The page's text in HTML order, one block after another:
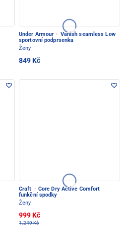
Under Armour · Vanish seamless Low
sportovní podprsenka
Ženy
849 Kč
Craft · Core Dry Active Comfort
funkční spodky
Ženy
999 Kč
1.249 Kč